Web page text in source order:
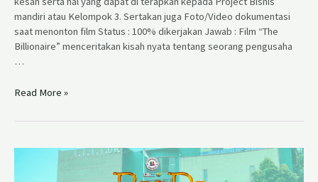
mandiri atau Kelompok 3. Sertakan juga Foto/Video dokumentasi
saat menonton film Status : 100% dikerjakan Jawab : Film “The
Billionaire” menceritakan kisah nyata tentang seorang pengusaha
…
Read More »